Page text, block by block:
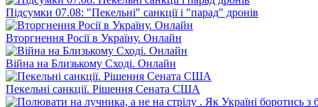
Підсумки 07.08: "Пекельні" санкції і "парад" дронів
Вторгнення Росії в Україну. Онлайн
Війна на Близькому Сході. Онлайн
Пекельні санкції. Рішення Сената США